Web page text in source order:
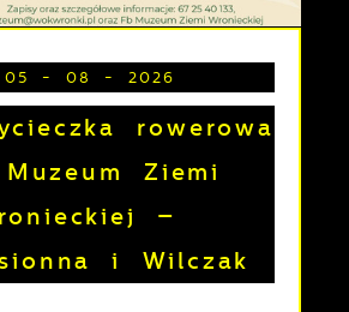
05 - 08 - 2026
rowerowa
Ziemi
–
i Wilczak